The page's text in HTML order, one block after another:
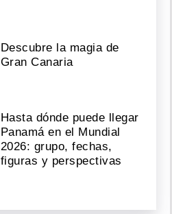
Descubre la magia de
Gran Canaria
Hasta dónde puede llegar
Panamá en el Mundial
2026: grupo, fechas,
figuras y perspectivas